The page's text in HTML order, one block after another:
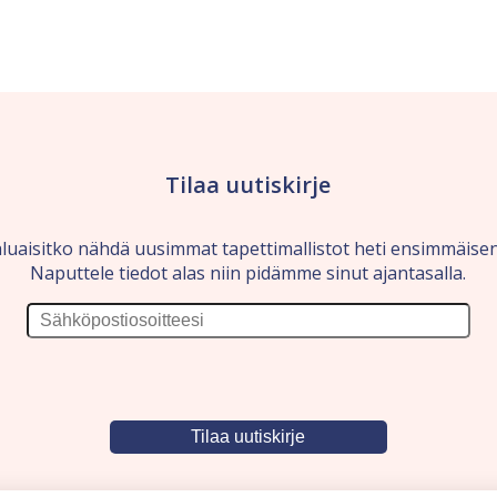
Tilaa uutiskirje
nähdä uusimmat tapettimallistot heti
Naputtele tiedot alas niin pidämme sinut ajantasalla.